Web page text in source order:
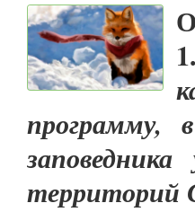
1.
программу,
территорий